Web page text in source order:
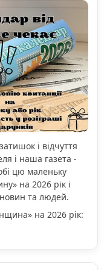
і відчуття
і наша газета -
цю маленьку
на 2026 рік і
та людей.
на 2026 рік: